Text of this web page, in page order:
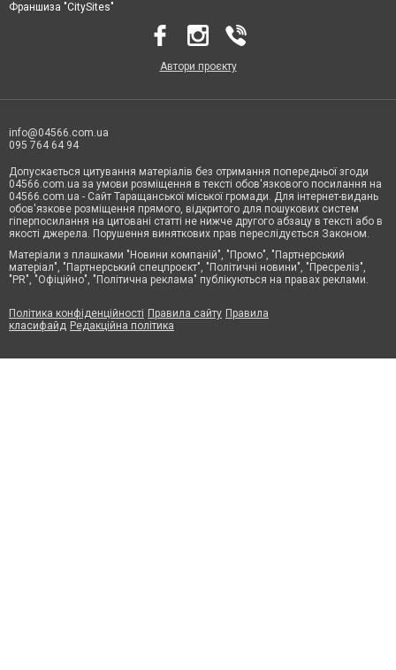
Франшиза "CitySites"
Автори проєкту
info@04566.com.ua
095 764 64 94
Допускається цитування матеріалів без отримання попередньої згоди
04566.com.ua за умови розміщення в тексті обов'язкового посилання на
04566.com.ua - Cайт Таращанської міської громади. Для інтернет-видань
обов'язкове розміщення прямого, відкритого для пошукових систем
гіперпосилання на цитовані статті не нижче другого абзацу в тексті або в
якості джерела. Порушення виняткових прав переслідується Законом.
Матеріали з плашками "Новини компаній", "Промо", "Партнерський
матеріал", "Партнерський спецпроєкт", "Політичні новини", "Пресреліз",
"PR", "Офіційно", "Політична реклама" публікуються на правах реклами.
Політика конфіденційності Правила сайту Правила
класифайд Редакційна політика